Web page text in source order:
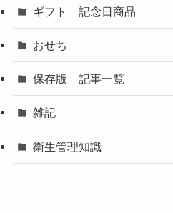
ギフト 記念日商品
おせち
保存版 記事一覧
雑記
衛生管理知識